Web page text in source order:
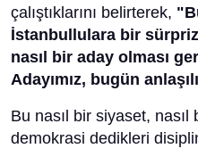
çalıştıklarını belirterek,
İstanbullulara bir
nasıl bir aday olması
Adayımız, bugün
Bu nasıl bir siyaset,
demokrasi dedikleri